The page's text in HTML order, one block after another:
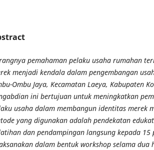
pemahaman pelaku usaha rumahan
menjadi kendala dalam pengembangan
Ombu Jaya, Kecamatan Laeya, Kabupaten
ini bertujuan untuk meningkatkan
usaha dalam membangun identitas merek
yang digunakan adalah pendekatan
dan pendampingan langsung kepada 15
dalam bentuk workshop selama dua